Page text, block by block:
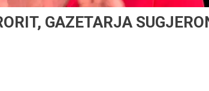
GAZETARJA